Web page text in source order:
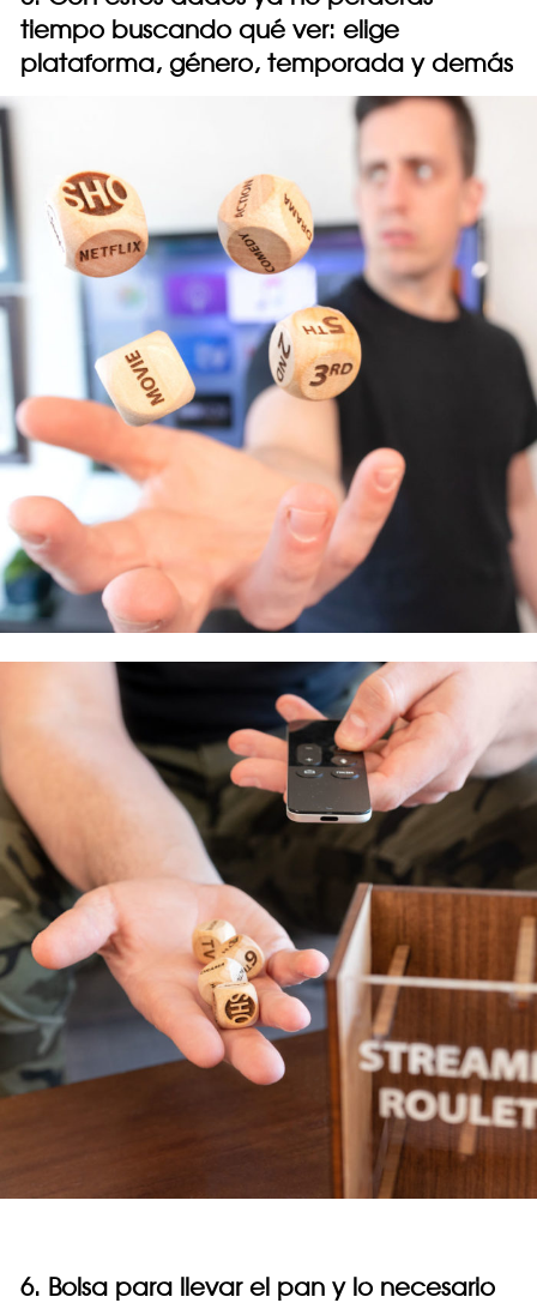
tiempo buscando qué ver: elige
plataforma, género, temporada y demás
6. Bolsa para llevar el pan y lo necesario